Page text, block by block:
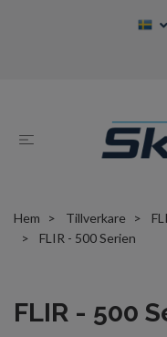
Hem Tillverkare
FLIR - 500 Serien
FLIR - 500